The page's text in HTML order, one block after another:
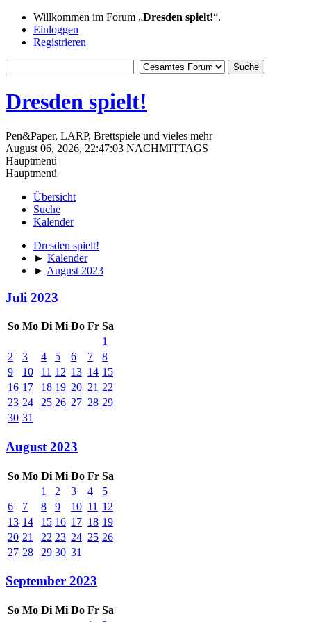
Willkommen im Forum „Dresden spielt!“.
Einloggen
Registrieren
Dresden spielt!
Pen&Paper, LARP, Brettspiele und vieles mehr
August 06, 2026, 22:47:03 NACHMITTAGS
Hauptmenü
Hauptmenü
Übersicht
Suche
Kalender
Dresden spielt!
► Kalender
► August 2023
Juli 2023
So Mo Di Mi Do Fr Sa
1
2
3 4 5 6 7
8
9
10 11 12 13 14 15
16 17 18 19 20 21 22
23 24 25 26 27 28 29
30 31
August 2023
So Mo Di Mi Do Fr Sa
1
2 3 4
5
6
7 8 9 10 11 12
13 14 15 16 17 18 19
20 21 22 23 24 25 26
27 28 29 30 31
September 2023
So Mo Di Mi Do Fr Sa